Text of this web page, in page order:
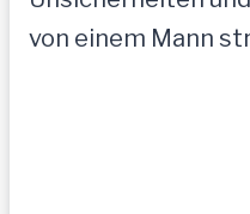
von einem Mann